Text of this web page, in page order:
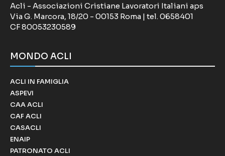
Acli - Associazioni Cristiane Lavoratori Italiani aps
Via G. Marcora, 18/20 - 00153 Roma | tel. 0658401
CF 80053230589
MONDO ACLI
ACLI IN FAMIGLIA
ASPEVI
CAA ACLI
CAF ACLI
CASACLI
ENAIP
PATRONATO ACLI